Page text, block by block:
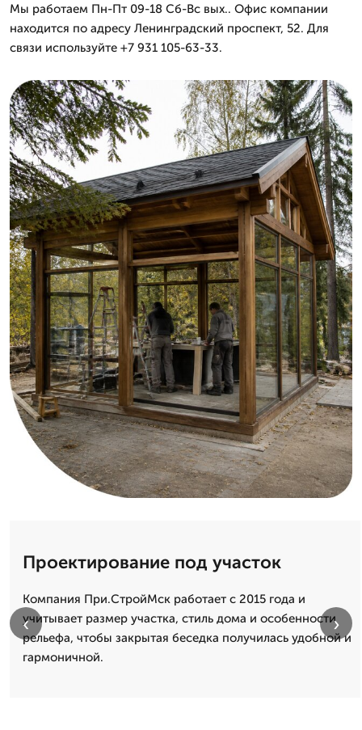
Мы работаем Пн-Пт 09-18 Сб-Вс вых.. Офис компании
находится по адресу Ленинградский проспект, 52. Для
связи используйте +7 931 105-63-33.
Проектирование под участок
Компания При.СтройМск работает с 2015 года и
учитывает размер участка, стиль дома и особенности
рельефа, чтобы закрытая беседка получилась удобной и
гармоничной.
‹ ›